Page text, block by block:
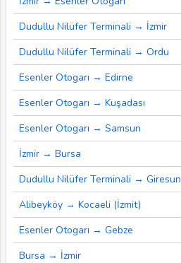
Dudullu Nilüfer Terminali → İzmir
Dudullu Nilüfer Terminali → Ordu
Esenler Otogarı → Edirne
Esenler Otogarı → Kuşadası
Esenler Otogarı → Samsun
İzmir → Bursa
Dudullu Nilüfer Terminali → Giresun
Alibeyköy → Kocaeli (İzmit)
Esenler Otogarı → Gebze
Bursa → İzmir